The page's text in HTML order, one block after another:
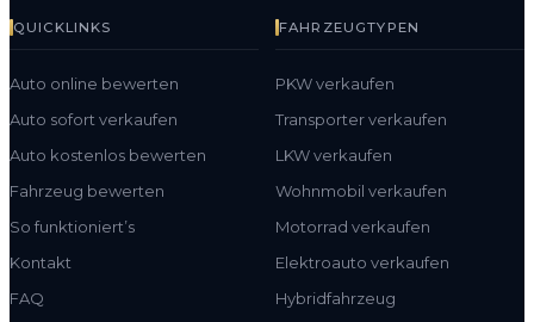
QUICKLINKS
Auto online bewerten
Auto sofort verkaufen
Auto kostenlos bewerten
Fahrzeug bewerten
So funktioniert’s
Kontakt
FAQ
FAHRZEUGTYPEN
PKW verkaufen
Transporter verkaufen
LKW verkaufen
Wohnmobil verkaufen
Motorrad verkaufen
Elektroauto verkaufen
Hybridfahrzeug